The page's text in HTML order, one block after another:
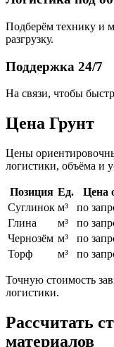
Подберём технику и
разгрузку.
Поддержка 24/7
На связи, чтобы
Цена Грунт
Цены
логистики, объёма и
Позиция Ед.
Цена
Суглинок м³
по
Глина
м³
по
Чернозём м³
по
Торф
м³ по
Точную стоимость
логистики.
Рассчитать
материалов